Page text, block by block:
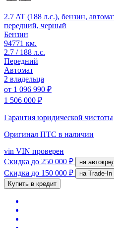
2.7 AT (188 л.с.), бензин,
передний, черный
Бензин
94771 км.
2.7 / 188 л.с.
Передний
Автомат
2 владельца
от 1 096 990 ₽
1 506 000 ₽
Гарантия юридической чистоты
Оригинал ПТС в наличии
vin VIN проверен
Скидка до 250 000 ₽ на
Скидка до 150 000 ₽
на Trade-In
Купить в кредит